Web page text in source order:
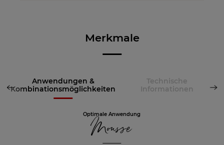
Merkmale
Anwendungen &
Kombinationsmöglichkeiten
Technische
Informationen
Optimale Anwendung
Mousse